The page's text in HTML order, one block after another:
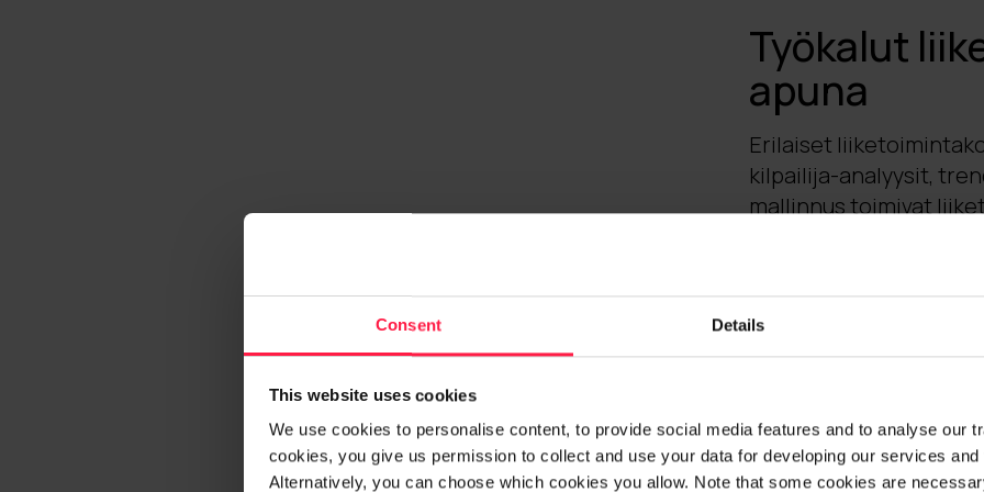
Consent Details
This website uses cookies
We use cookies to personalise content, to provide social media features and to analyse our
cookies, you give us permission to collect and use your data for developing our services
Alternatively, you can choose which cookies you allow. Note that some cookies are
Työkalut
apuna
Erilaiset
kilpailija-analyysit,
mallinnustoimivat
varmistetaan kattava
muutoksesta, sekä
haasteisiin
Model Canvas, Value
tarkoituksessa hyvin.
Asiakasymmärryksen
toimivat erilaiset
mallinnustyökalut.